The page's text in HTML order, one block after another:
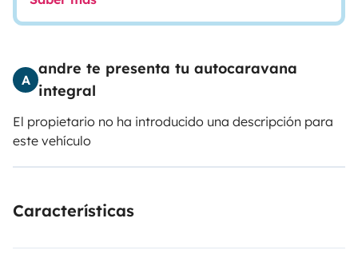
A
andre te presenta tu autocaravana
integral
El propietario no ha introducido una descripción para
este vehículo
Características